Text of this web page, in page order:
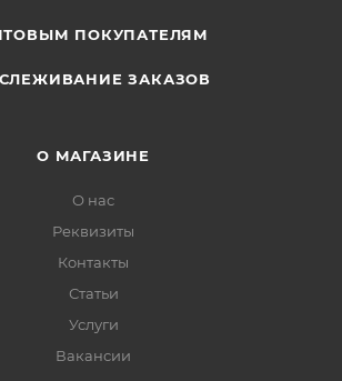
ПОКУПАТЕЛЯМ
ЗАКАЗОВ
О МАГАЗИНЕ
О нас
Реквизиты
Контакты
Статьи
Услуги
Вакансии